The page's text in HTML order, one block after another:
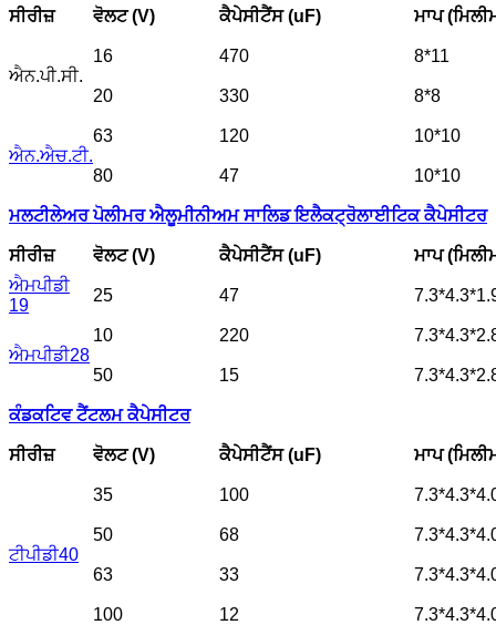
ਸੀਰੀਜ਼ ਵੋਲਟ (V) ਕੈਪੇਸੀਟੈਂਸ (uF) ਮਾਪ
ਐਨ.ਪੀ.ਸੀ.
16 470 8*11
20 330 8*8
ਐਨ.ਐਚ.ਟੀ.
63 120 10*10
80 47 10*10
ਮਲਟੀਲੇਅਰ ਪੋਲੀਮਰ ਐਲੂਮੀਨੀਅਮ ਸਾਲਿਡ ਇਲੈਕਟ੍ਰੋਲਾਈਟਿਕ ਕੈਪੇਸੀਟਰ
ਸੀਰੀਜ਼ ਵੋਲਟ (V) ਕੈਪੇਸੀਟੈਂਸ (uF)
ਮਾਪ
ਐਮਪੀਡੀ
19
25 47
ਐਮਪੀਡੀ28
10 220
50 15
ਕੰਡਕਟਿਵ ਟੈਂਟਲਮ ਕੈਪੇਸੀਟਰ
ਸੀਰੀਜ਼ ਵੋਲਟ (V) ਕੈਪੇਸੀਟੈਂਸ (uF) ਮਾਪ
ਟੀਪੀਡੀ40
35 100
50 68
63 33
100 12